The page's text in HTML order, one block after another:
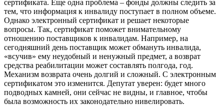
сертификата. Еще одна проблема – фонды должны следить за
тем, что информация к инвалиду поступает в полном объеме.
Однако электронный сертификат и решает некоторые
вопросы. Так, сертификат поможет внимательному
отношению поставщиков к инвалидам. Например, на
сегодняшний день поставщик может обмануть инвалида,
«всучив» ему неудобный и ненужный предмет, а возврат
средства реабилитации может составлять полгода, год.
Механизм возврата очень долгий и сложный. С электронным
сертификатом это изменится. Депутат уверен: будет много
подводных камней, они сейчас не видны, и главное, чтобы
была возможность их законодательно нивелировать.